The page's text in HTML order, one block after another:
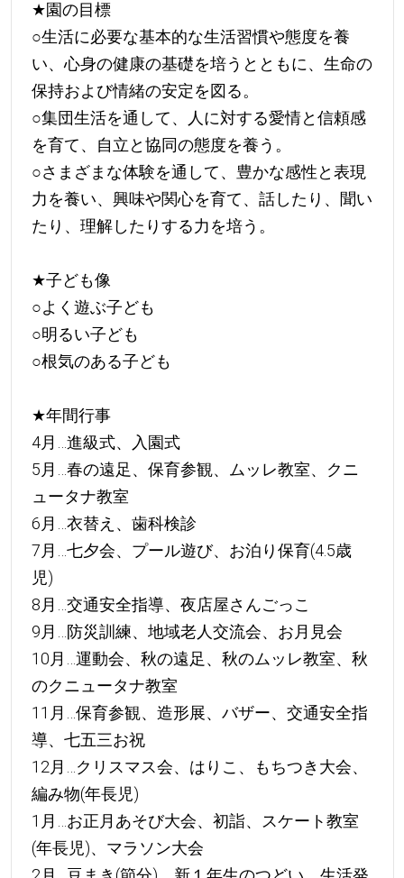
★園の目標
○生活に必要な基本的な生活習慣や態度を養
い、心身の健康の基礎を培うとともに、生命の
保持および情緒の安定を図る。
○集団生活を通して、人に対する愛情と信頼感
を育て、自立と協同の態度を養う。
○さまざまな体験を通して、豊かな感性と表現
力を養い、興味や関心を育て、話したり、聞い
たり、理解したりする力を培う。
★子ども像
○よく遊ぶ子ども
○明るい子ども
○根気のある子ども
★年間行事
4月…進級式、入園式
5月…春の遠足、保育参観、ムッレ教室、クニ
ュータナ教室
6月…衣替え、歯科検診
7月…七夕会、プール遊び、お泊り保育(4.5歳
児)
8月…交通安全指導、夜店屋さんごっこ
9月…防災訓練、地域老人交流会、お月見会
10月…運動会、秋の遠足、秋のムッレ教室、秋
のクニュータナ教室
11月…保育参観、造形展、バザー、交通安全指
導、七五三お祝
12月…クリスマス会、はりこ、もちつき大会、
編み物(年長児)
1月…お正月あそび大会、初詣、スケート教室
(年長児)、マラソン大会